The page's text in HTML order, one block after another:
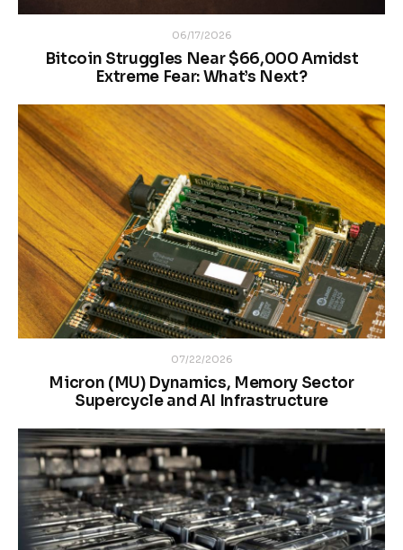
06/17/2026
Bitcoin Struggles Near $66,000 Amidst
Extreme Fear: What’s Next?
07/22/2026
Micron (MU) Dynamics, Memory Sector
Supercycle and AI Infrastructure